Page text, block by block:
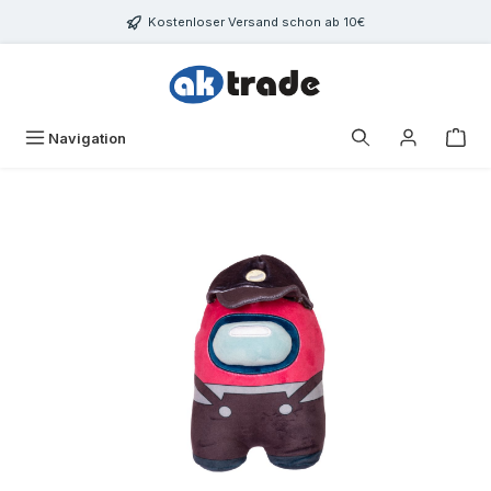
Zum Hauptinhalt springenKostenloser Versand schon ab 10€
Navigation